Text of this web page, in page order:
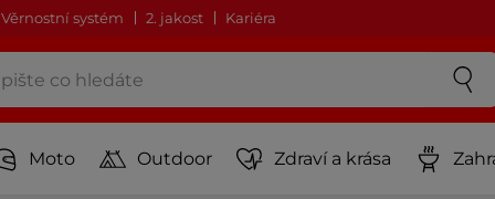
Věrnostní systém 2. jakost Kariéra
Moto Outdoor Zdraví a krása